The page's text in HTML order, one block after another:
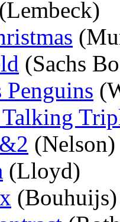
(Lembeck)
(Sachs
(Nelson)
(Lloyd)
(Bouhuijs)